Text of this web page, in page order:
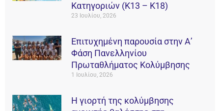
Κατηγοριών (Κ13 – Κ18)
23 Ιουλίου, 2026
Επιτυχημένη παρουσία στην Α’
Φάση Πανελληνίου
Πρωταθλήματος Κολύμβησης
1 Ιουλίου, 2026
Η γιορτή της κολύμβησης